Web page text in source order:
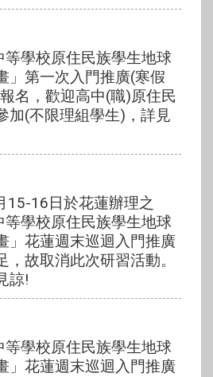
等學校原住民族學生地球
」第一次入門推廣(寒假
名，歡迎高中(職)原住民
加(不限理組學生)，詳見
15-16日於花蓮辦理之
等學校原住民族學生地球
」花蓮週末巡迴入門推廣
故取消此次研習活動。
諒!
等學校原住民族學生地球
」花蓮週末巡迴入門推廣